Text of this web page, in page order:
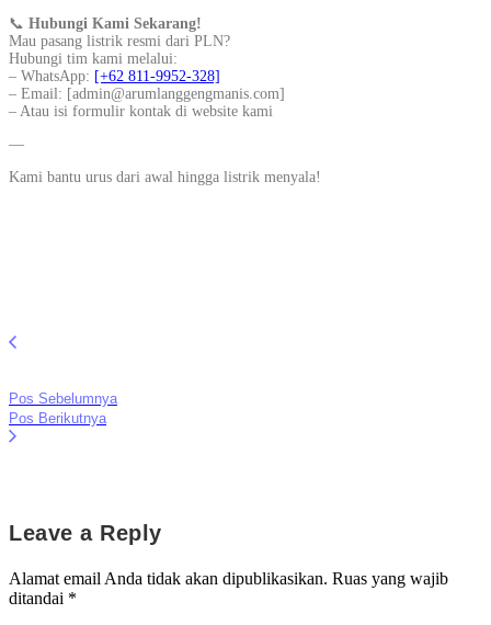
📞 Hubungi Kami Sekarang!
Mau pasang listrik resmi dari PLN?
Hubungi tim kami melalui:
– WhatsApp: [+62 811-9952-328]
– Email: [admin@arumlanggengmanis.com]
– Atau isi formulir kontak di website kami
—
Kami bantu urus dari awal hingga listrik menyala!
Pos Sebelumnya
Pos Berikutnya
Leave a Reply
Alamat email Anda tidak akan dipublikasikan. Ruas yang wajib
ditandai *